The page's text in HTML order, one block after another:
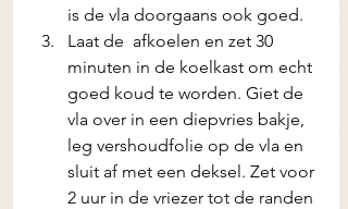
is de vla doorgaans ook goed.
Laat de  afkoelen en zet 30
minuten in de koelkast om echt
goed koud te worden. Giet de
vla over in een diepvries bakje,
leg vershoudfolie op de vla en
sluit af met een deksel. Zet voor
2 uur in de vriezer tot de randen